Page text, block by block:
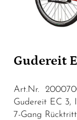
Gudereit
Art.Nr.
Gudereit EC 3,
7-Gang